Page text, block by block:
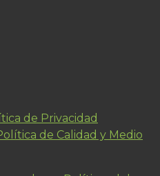
de Privacidad
de Calidad y Medio